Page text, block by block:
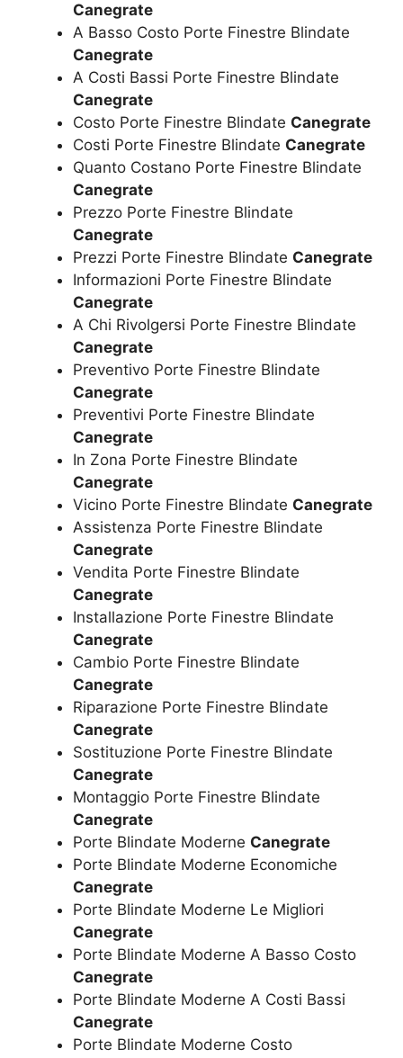
Canegrate
A Basso Costo Porte Finestre Blindate
Canegrate
A Costi Bassi Porte Finestre Blindate
Canegrate
Costo Porte Finestre Blindate Canegrate
Costi Porte Finestre Blindate Canegrate
Quanto Costano Porte Finestre Blindate
Canegrate
Prezzo Porte Finestre Blindate
Canegrate
Prezzi Porte Finestre Blindate Canegrate
Informazioni Porte Finestre Blindate
Canegrate
A Chi Rivolgersi Porte Finestre Blindate
Canegrate
Preventivo Porte Finestre Blindate
Canegrate
Preventivi Porte Finestre Blindate
Canegrate
In Zona Porte Finestre Blindate
Canegrate
Vicino Porte Finestre Blindate Canegrate
Assistenza Porte Finestre Blindate
Canegrate
Vendita Porte Finestre Blindate
Canegrate
Installazione Porte Finestre Blindate
Canegrate
Cambio Porte Finestre Blindate
Canegrate
Riparazione Porte Finestre Blindate
Canegrate
Sostituzione Porte Finestre Blindate
Canegrate
Montaggio Porte Finestre Blindate
Canegrate
Porte Blindate Moderne Canegrate
Porte Blindate Moderne Economiche
Canegrate
Porte Blindate Moderne Le Migliori
Canegrate
Porte Blindate Moderne A Basso Costo
Canegrate
Porte Blindate Moderne A Costi Bassi
Canegrate
Porte Blindate Moderne Costo